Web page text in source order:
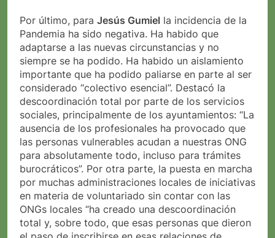
Por último, para Jesús Gumiel la incidencia de la
Pandemia ha sido negativa. Ha habido que
adaptarse a las nuevas circunstancias y no
siempre se ha podido. Ha habido un aislamiento
importante que ha podido paliarse en parte al ser
considerado “colectivo esencial”. Destacó la
descoordinación total por parte de los servicios
sociales, principalmente de los ayuntamientos: “La
ausencia de los profesionales ha provocado que
las personas vulnerables acudan a nuestras ONG
para absolutamente todo, incluso para trámites
burocráticos”. Por otra parte, la puesta en marcha
por muchas administraciones locales de iniciativas
en materia de voluntariado sin contar con las
ONGs locales “ha creado una descoordinación
total y, sobre todo, que esas personas que dieron